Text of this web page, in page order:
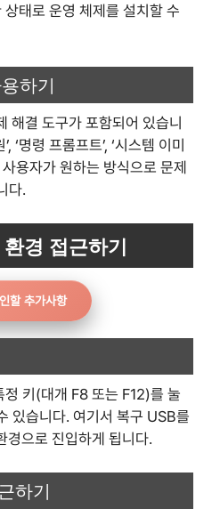
태로 운영 체제를 설치할 수
하기
해결 도구가 포함되어 있습니
‘명령 프롬프트’, ‘시스템 이미
용자가 원하는 방식으로 문제
다.
경 접근하기
할 추가사항
정 키(대개 F8 또는 F12)를 눌
있습니다. 여기서 복구 USB를
경으로 진입하게 됩니다.
하기